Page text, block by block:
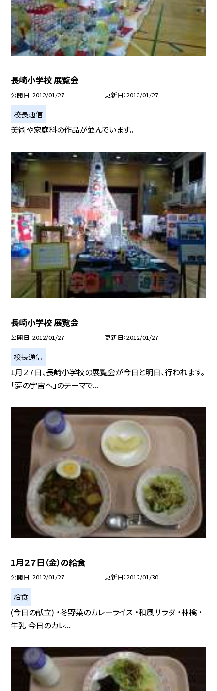
長崎小学校 展覧会
公開日 2012/01/27 更新日 2012/01/27
校長通信
美術や家庭科の作品が並んでいます。
長崎小学校 展覧会
公開日 2012/01/27 更新日 2012/01/27
校長通信
1月２７日、長崎小学校の展覧会が今日と明日、行われます。
「夢の宇宙へ」のテーマで...
1月２７日（金）の給食
公開日 2012/01/27 更新日 2012/01/30
給食
(今日の献立) ・冬野菜のカレーライス ・和風サラダ ・林檎 ・
牛乳 今日のカレ...